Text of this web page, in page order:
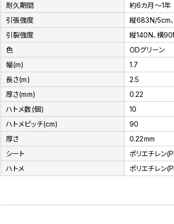
耐久期間
約6カ月～1年
引張強度
縦683N/5cm
引裂強度
縦140N、横
色
ODグリーン
幅(m)
1.7
長さ(m)
2.5
厚さ(mm)
0.22
ハトメ数(個)
10
ハトメピッチ(cm)
90
厚さ
0.22mm
シート
ポリエチレン
ハトメ
ポリエチレン